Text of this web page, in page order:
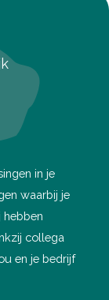
in je
waarbij je
collega
en je bedrijf